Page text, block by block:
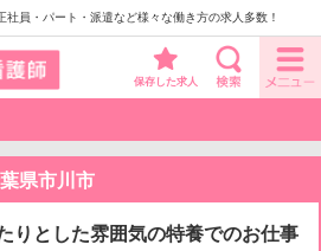
員・パート・派遣など様々な働き方の求人多数！
保存した求人
県市川市
りとした雰囲気の特養でのお仕事